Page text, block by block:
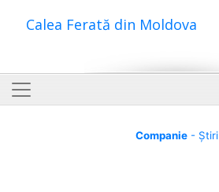
Calea Ferată din Moldova
Companie- Știri